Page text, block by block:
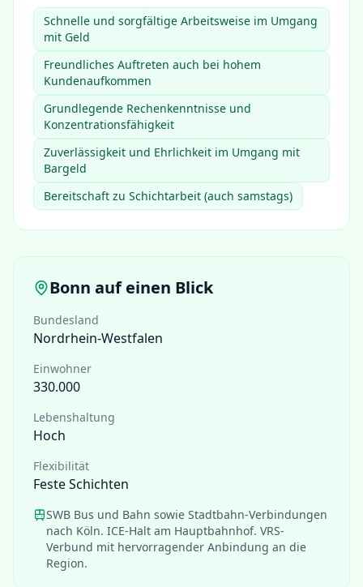
Schnelle und sorgfältige Arbeitsweise im Umgang
mit Geld
Freundliches Auftreten auch bei hohem
Kundenaufkommen
Grundlegende Rechenkenntnisse und
Konzentrationsfähigkeit
Zuverlässigkeit und Ehrlichkeit im Umgang mit
Bargeld
Bereitschaft zu Schichtarbeit (auch samstags)
Bonn auf einen Blick
Bundesland
Nordrhein-Westfalen
Einwohner
330.000
Lebenshaltung
Hoch
Flexibilität
Feste Schichten
SWB Bus und Bahn sowie Stadtbahn-Verbindungen
nach Köln. ICE-Halt am Hauptbahnhof. VRS-
Verbund mit hervorragender Anbindung an die
Region.